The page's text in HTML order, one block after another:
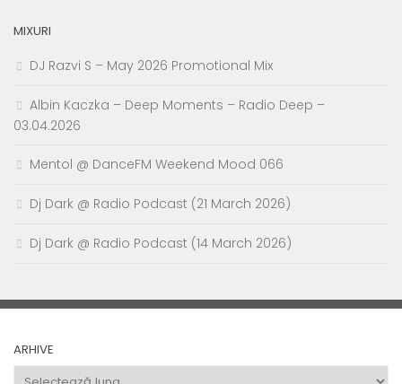
MIXURI
DJ Razvi S – May 2026 Promotional Mix
Albin Kaczka – Deep Moments – Radio Deep –
03.04.2026
Mentol @ DanceFM Weekend Mood 066
Dj Dark @ Radio Podcast (21 March 2026)
Dj Dark @ Radio Podcast (14 March 2026)
ARHIVE
Arhive